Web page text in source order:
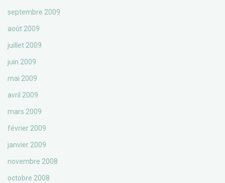
septembre 2009
août 2009
juillet 2009
juin 2009
mai 2009
avril 2009
mars 2009
février 2009
janvier 2009
novembre 2008
octobre 2008